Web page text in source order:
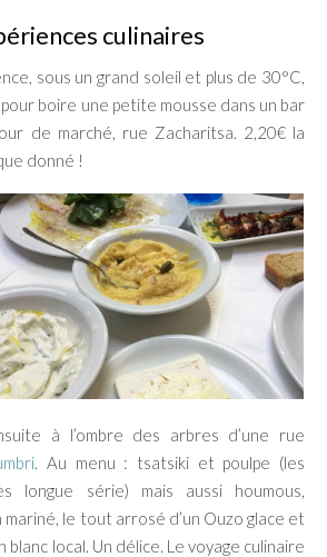
culinaires
sous un grand soleil et plus de 30°C,
boire une petite mousse dans un bar
de marché, rue Zacharitsa. 2,20€ la
donné !
à l’ombre des arbres d’une rue
. Au menu : tsatsiki et poulpe (les
longue série) mais aussi houmous,
mariné, le tout arrosé d’un Ouzo glace et
blanc local. Un délice. Le voyage culinaire